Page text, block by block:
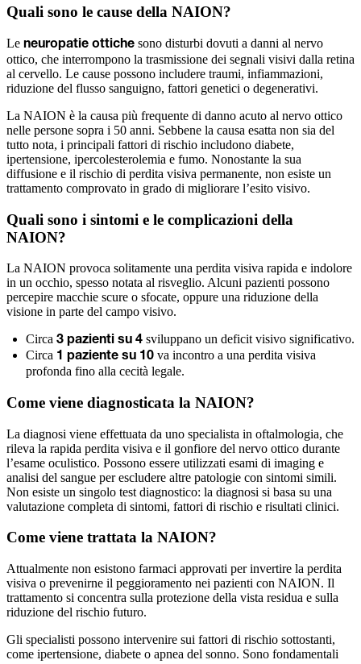
Quali sono le cause della NAION?
Le neuropatie ottiche sono disturbi dovuti a danni al nervo
ottico, che interrompono la trasmissione dei segnali visivi dalla retina
al cervello. Le cause possono includere traumi, infiammazioni,
riduzione del flusso sanguigno, fattori genetici o degenerativi.
La NAION è la causa più frequente di danno acuto al nervo ottico
nelle persone sopra i 50 anni. Sebbene la causa esatta non sia del
tutto nota, i principali fattori di rischio includono diabete,
ipertensione, ipercolesterolemia e fumo. Nonostante la sua
diffusione e il rischio di perdita visiva permanente, non esiste un
trattamento comprovato in grado di migliorare l’esito visivo.
Quali sono i sintomi e le complicazioni della
NAION?
La NAION provoca solitamente una perdita visiva rapida e indolore
in un occhio, spesso notata al risveglio. Alcuni pazienti possono
percepire macchie scure o sfocate, oppure una riduzione della
visione in parte del campo visivo.
Circa 3 pazienti su 4 sviluppano un deficit visivo significativo.
Circa 1 paziente su 10 va incontro a una perdita visiva
profonda fino alla cecità legale.
Come viene diagnosticata la NAION?
La diagnosi viene effettuata da uno specialista in oftalmologia, che
rileva la rapida perdita visiva e il gonfiore del nervo ottico durante
l’esame oculistico. Possono essere utilizzati esami di imaging e
analisi del sangue per escludere altre patologie con sintomi simili.
Non esiste un singolo test diagnostico: la diagnosi si basa su una
valutazione completa di sintomi, fattori di rischio e risultati clinici.
Come viene trattata la NAION?
Attualmente non esistono farmaci approvati per invertire la perdita
visiva o prevenirne il peggioramento nei pazienti con NAION. Il
trattamento si concentra sulla protezione della vista residua e sulla
riduzione del rischio futuro.
Gli specialisti possono intervenire sui fattori di rischio sottostanti,
come ipertensione, diabete o apnea del sonno. Sono fondamentali